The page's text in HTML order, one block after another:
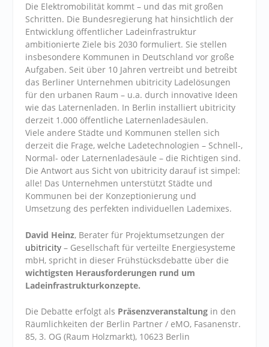
Die Elektromobilität kommt – und das mit großen
Schritten. Die Bundesregierung hat hinsichtlich der
Entwicklung öffentlicher Ladeinfrastruktur
ambitionierte Ziele bis 2030 formuliert. Sie stellen
insbesondere Kommunen in Deutschland vor große
Aufgaben. Seit über 10 Jahren vertreibt und betreibt
das Berliner Unternehmen ubitricity Ladelösungen
für den urbanen Raum – u.a. durch innovative Ideen
wie das Laternenladen. In Berlin installiert ubitricity
derzeit 1.000 öffentliche Laternenladesäulen.
Viele andere Städte und Kommunen stellen sich
derzeit die Frage, welche Ladetechnologien – Schnell-,
Normal- oder Laternenladesäule – die Richtigen sind.
Die Antwort aus Sicht von ubitricity darauf ist simpel:
alle! Das Unternehmen unterstützt Städte und
Kommunen bei der Konzeptionierung und
Umsetzung des perfekten individuellen Lademixes.
David Heinz, Berater für Projektumsetzungen der
ubitricity – Gesellschaft für verteilte Energiesysteme
mbH, spricht in dieser Frühstücksdebatte über die
wichtigsten Herausforderungen rund um
Ladeinfrastrukturkonzepte.
Die Debatte erfolgt als Präsenzveranstaltung in den
Räumlichkeiten der Berlin Partner / eMO, Fasanenstr.
85, 3. OG (Raum Holzmarkt), 10623 Berlin